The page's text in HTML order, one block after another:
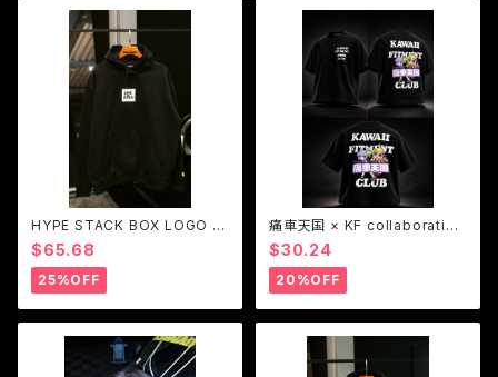
HYPE STACK BOX LOGO h
oodie
$65.68
25%OFF
痛車天国 × KF collaboration
S/S TEE
$30.24
20%OFF